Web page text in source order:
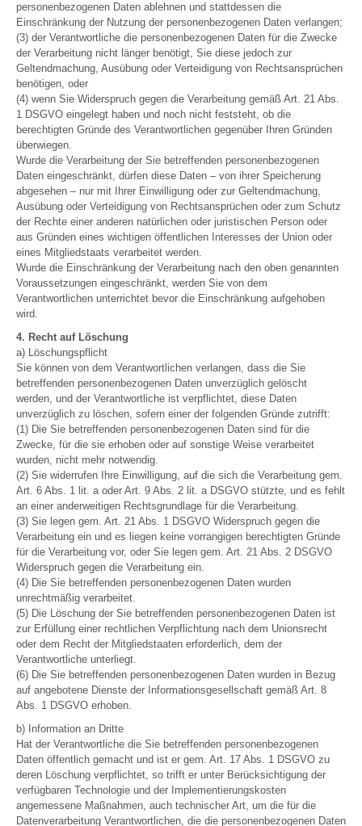
personenbezogenen Daten ablehnen und stattdessen die
Einschränkung der Nutzung der personenbezogenen Daten verlangen;
(3) der Verantwortliche die personenbezogenen Daten für die Zwecke
der Verarbeitung nicht länger benötigt, Sie diese jedoch zur
Geltendmachung, Ausübung oder Verteidigung von Rechtsansprüchen
benötigen, oder
(4) wenn Sie Widerspruch gegen die Verarbeitung gemäß Art. 21 Abs.
1 DSGVO eingelegt haben und noch nicht feststeht, ob die
berechtigten Gründe des Verantwortlichen gegenüber Ihren Gründen
überwiegen.
Wurde die Verarbeitung der Sie betreffenden personenbezogenen
Daten eingeschränkt, dürfen diese Daten – von ihrer Speicherung
abgesehen – nur mit Ihrer Einwilligung oder zur Geltendmachung,
Ausübung oder Verteidigung von Rechtsansprüchen oder zum Schutz
der Rechte einer anderen natürlichen oder juristischen Person oder
aus Gründen eines wichtigen öffentlichen Interesses der Union oder
eines Mitgliedstaats verarbeitet werden.
Wurde die Einschränkung der Verarbeitung nach den oben genannten
Voraussetzungen eingeschränkt, werden Sie von dem
Verantwortlichen unterrichtet bevor die Einschränkung aufgehoben
wird.
4. Recht auf Löschung
a) Löschungspflicht
Sie können von dem Verantwortlichen verlangen, dass die Sie
betreffenden personenbezogenen Daten unverzüglich gelöscht
werden, und der Verantwortliche ist verpflichtet, diese Daten
unverzüglich zu löschen, sofern einer der folgenden Gründe zutrifft:
(1) Die Sie betreffenden personenbezogenen Daten sind für die
Zwecke, für die sie erhoben oder auf sonstige Weise verarbeitet
wurden, nicht mehr notwendig.
(2) Sie widerrufen Ihre Einwilligung, auf die sich die Verarbeitung gem.
Art. 6 Abs. 1 lit. a oder Art. 9 Abs. 2 lit. a DSGVO stützte, und es fehlt
an einer anderweitigen Rechtsgrundlage für die Verarbeitung.
(3) Sie legen gem. Art. 21 Abs. 1 DSGVO Widerspruch gegen die
Verarbeitung ein und es liegen keine vorrangigen berechtigten Gründe
für die Verarbeitung vor, oder Sie legen gem. Art. 21 Abs. 2 DSGVO
Widerspruch gegen die Verarbeitung ein.
(4) Die Sie betreffenden personenbezogenen Daten wurden
unrechtmäßig verarbeitet.
(5) Die Löschung der Sie betreffenden personenbezogenen Daten ist
zur Erfüllung einer rechtlichen Verpflichtung nach dem Unionsrecht
oder dem Recht der Mitgliedstaaten erforderlich, dem der
Verantwortliche unterliegt.
(6) Die Sie betreffenden personenbezogenen Daten wurden in Bezug
auf angebotene Dienste der Informationsgesellschaft gemäß Art. 8
Abs. 1 DSGVO erhoben.
b) Information an Dritte
Hat der Verantwortliche die Sie betreffenden personenbezogenen
Daten öffentlich gemacht und ist er gem. Art. 17 Abs. 1 DSGVO zu
deren Löschung verpflichtet, so trifft er unter Berücksichtigung der
verfügbaren Technologie und der Implementierungskosten
angemessene Maßnahmen, auch technischer Art, um die für die
Datenverarbeitung Verantwortlichen, die die personenbezogenen Daten